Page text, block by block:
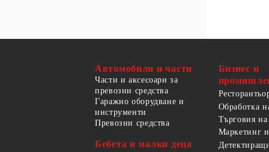
Автомобили и части
Части и аксесоари за
превозни средства
Гаражно оборудване и
инструменти
Превозни средства
Бебета и малки деца
Бизнес и
Обработка
Търговия
Маркетинг